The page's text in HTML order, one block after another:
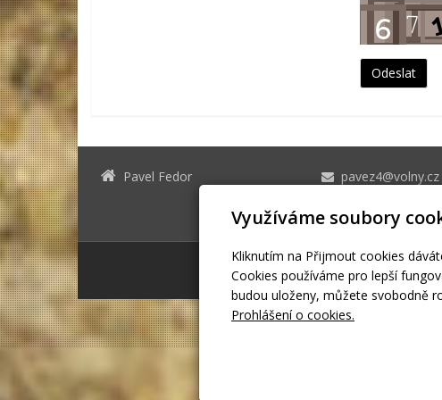
Pavel Fedor pavez4@volny.cz
Využíváme soubory
Kliknutím na Přijmout cookies
Cookies používáme pro lepší
budou uloženy, můžete svobodně
Prohlášení o cookies.